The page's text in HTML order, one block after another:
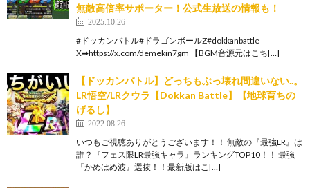
無敵高倍率サポーター！公式生放送の情報も！
2025.10.26
#ドッカンバトル#ドラゴンボールZ#dokkanbattle
X➡https://x.com/demekin7gm 【BGM音源元はこち[…]
【ドッカンバトル】どっちもぶっ壊れ間違いない..。
LR悟空/LRクウラ【Dokkan Battle】【地球育ちの
げるし】
2022.08.26
いつもご視聴ありがとうございます！！ 無敵の『最強LR』は
誰？『フェス限LR最強キャラ』ランキングTOP10！！ 最強
『かめはめ波』選抜！！最新版はこ[…]